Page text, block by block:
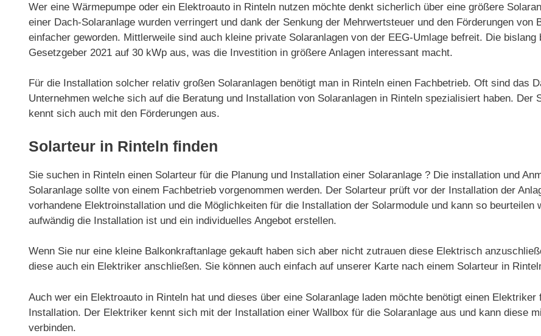
Wer eine Wärmepumpe oder ein Elektroauto in Rinteln nutzen möchte denkt sicherlich über eine größere
einer Dach-Solaranlage wurden verringert und dank der Senkung der Mehrwertsteuer und den Förderungen
einfacher geworden. Mittlerweile sind auch kleine private Solaranlagen von der EEG-Umlage befreit. Die
Gesetzgeber 2021 auf 30 kWp aus, was die Investition in größere Anlagen interessant macht.
Für die Installation solcher relativ großen Solaranlagen benötigt man in Rinteln einen Fachbetrieb. Oft sind das
Unternehmen welche sich auf die Beratung und Installation von Solaranlagen in Rinteln spezialisiert haben. Der
kennt sich auch mit den Förderungen aus.
Solarteur in Rinteln finden
Sie suchen in Rinteln einen Solarteur für die Planung und Installation einer Solaranlage ? Die installation und
Solaranlage sollte von einem Fachbetrieb vorgenommen werden. Der Solarteur prüft vor der Installation der
vorhandene Elektroinstallation und die Möglichkeiten für die Installation der Solarmodule und kann so beurteilen
aufwändig die Installation ist und ein individuelles Angebot erstellen.
Wenn Sie nur eine kleine Balkonkraftanlage gekauft haben sich aber nicht zutrauen diese Elektrisch
diese auch ein Elektriker anschließen. Sie können auch einfach auf unserer Karte nach einem Solarteur in
Auch wer ein Elektroauto in Rinteln hat und dieses über eine Solaranlage laden möchte benötigt einen Elektriker
Installation. Der Elektriker kennt sich mit der Installation einer Wallbox für die Solaranlage aus und kann diese
verbinden.